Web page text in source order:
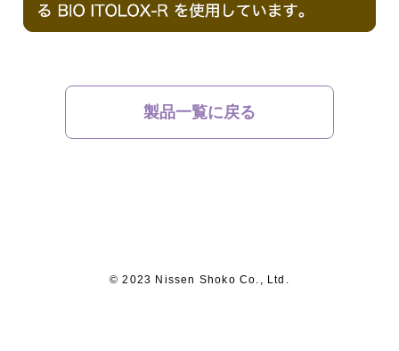
製品一覧に戻る
© 2023 Nissen Shoko Co., Ltd.